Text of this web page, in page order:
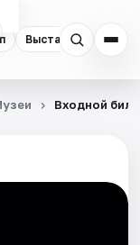
Выставки
Входной